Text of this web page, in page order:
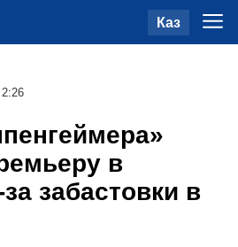
Каз
в
забастовки в